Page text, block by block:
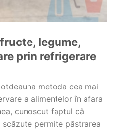
legume,
prin refrigerare
metoda cea mai
a alimentelor în afara
cunoscut faptul că
permite păstrarea